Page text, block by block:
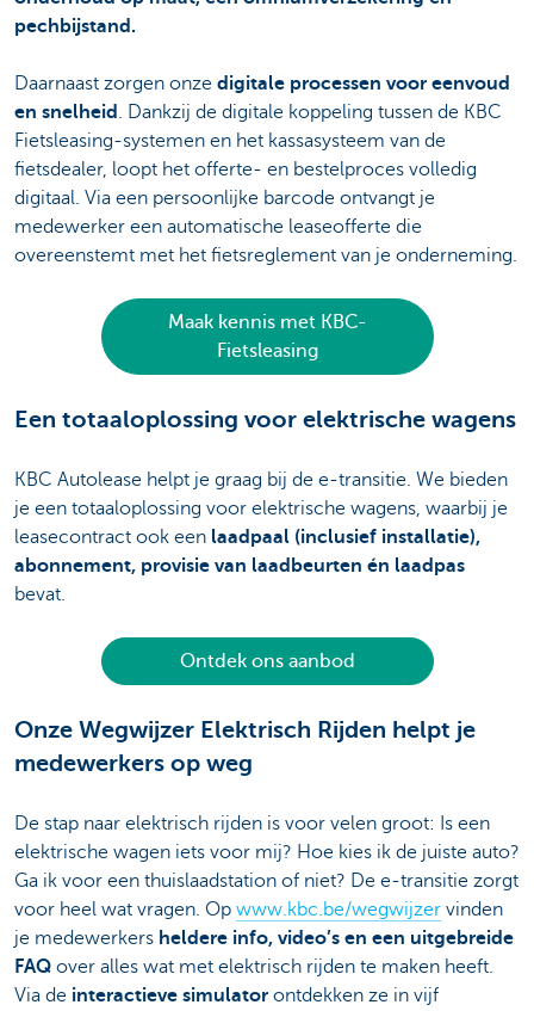
pechbijstand.
Daarnaast zorgen onze digitale processen voor eenvoud
en snelheid . Dankzij de digitale koppeling tussen de KBC
Fietsleasing-systemen en het kassasysteem van de
fietsdealer, loopt het offerte- en bestelproces volledig
digitaal. Via een persoonlijke barcode ontvangt je
medewerker een automatische leaseofferte die
overeenstemt met het fietsreglement van je onderneming.
Maak kennis met KBC-
Fietsleasing
Een totaaloplossing voor elektrische wagens
KBC Autolease helpt je graag bij de e-transitie. We bieden
je een totaaloplossing voor elektrische wagens, waarbij je
leasecontract ook een laadpaal (inclusief installatie),
abonnement, provisie van laadbeurten én laadpas
bevat.
Ontdek ons aanbod
Onze Wegwijzer Elektrisch Rijden helpt je
medewerkers op weg
De stap naar elektrisch rijden is voor velen groot: Is een
elektrische wagen iets voor mij? Hoe kies ik de juiste auto?
Ga ik voor een thuislaadstation of niet? De e-transitie zorgt
voor heel wat vragen. Op www.kbc.be/wegwijzer vinden
je medewerkers heldere info, video’s en een uitgebreide
FAQ over alles wat met elektrisch rijden te maken heeft.
Via de interactieve simulator ontdekken ze in vijf